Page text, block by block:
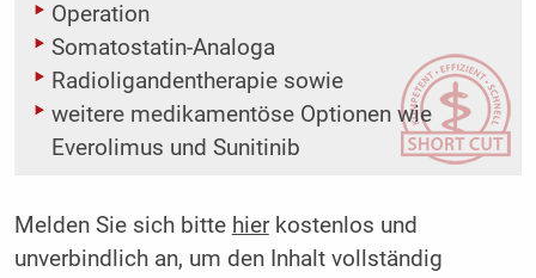
Operation
Somatostatin-Analoga
Radioligandentherapie sowie
weitere medikamentöse Optionen wie
Everolimus und Sunitinib
Melden Sie sich bitte hierkostenlos und
unverbindlich an, um den Inhalt vollständig